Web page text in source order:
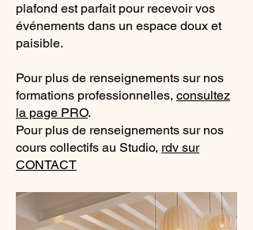
plafond est parfait pour recevoir vos
événements dans un espace doux et
paisible.
Pour plus de renseignements sur nos
formations professionnelles, consultez
la page PRO.
Pour plus de renseignements sur nos
cours collectifs au Studio, rdv sur
CONTACT